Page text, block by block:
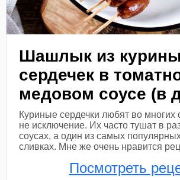
Шашлык из
сердечек в
медовом соусе (в
Куриные сердечки любят во многих
не исключение. Их часто тушат в
соусах, а один из самых
сливках. Мне же очень нравится
Посмотреть